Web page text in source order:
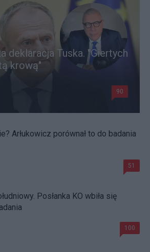
deklaracja Tuska. "Giertych
krową"
90
Arłukowicz porównał to do badania
51
Posłanka KO wbiła się
100